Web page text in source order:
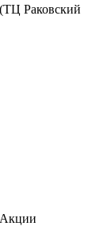
Раковский
Акции